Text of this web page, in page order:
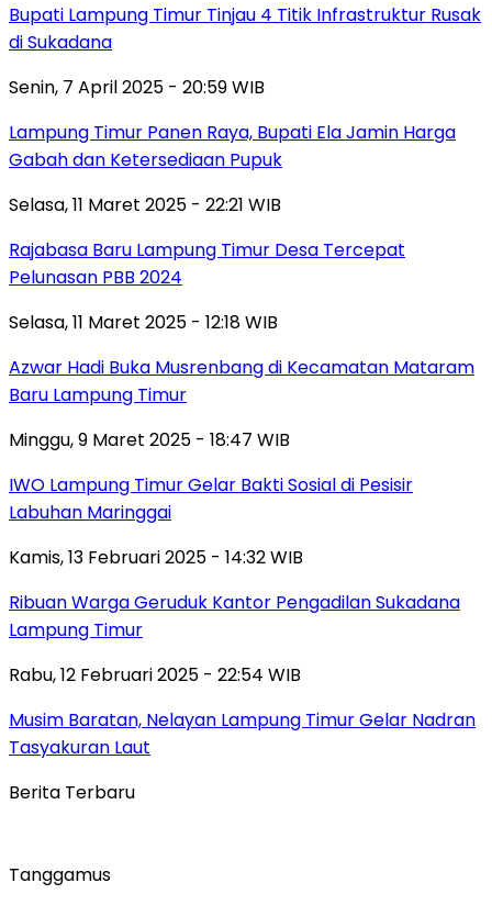
Bupati Lampung Timur Tinjau 4 Titik Infrastruktur Rusak
di Sukadana
Senin, 7 April 2025 - 20:59 WIB
Lampung Timur Panen Raya, Bupati Ela Jamin Harga
Gabah dan Ketersediaan Pupuk
Selasa, 11 Maret 2025 - 22:21 WIB
Rajabasa Baru Lampung Timur Desa Tercepat
Pelunasan PBB 2024
Selasa, 11 Maret 2025 - 12:18 WIB
Azwar Hadi Buka Musrenbang di Kecamatan Mataram
Baru Lampung Timur
Minggu, 9 Maret 2025 - 18:47 WIB
IWO Lampung Timur Gelar Bakti Sosial di Pesisir
Labuhan Maringgai
Kamis, 13 Februari 2025 - 14:32 WIB
Ribuan Warga Geruduk Kantor Pengadilan Sukadana
Lampung Timur
Rabu, 12 Februari 2025 - 22:54 WIB
Musim Baratan, Nelayan Lampung Timur Gelar Nadran
Tasyakuran Laut
Berita Terbaru
Tanggamus